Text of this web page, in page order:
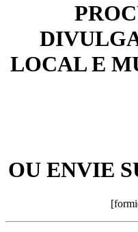
LOCAL E
OU ENVIE